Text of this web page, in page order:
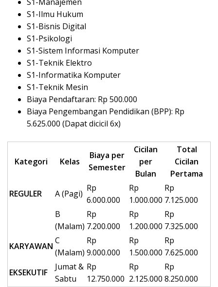
S1-Ilmu Hukum
S1-Bisnis Digital
S1-Psikologi
S1-Sistem Informasi Komputer
S1-Teknik Elektro
S1-Informatika Komputer
S1-Teknik Mesin
Biaya Pendaftaran: Rp 500.000
Biaya Pengembangan Pendidikan (BPP): Rp
5.625.000 (Dapat dicicil 6x)
Kategori Kelas
Biaya per
Semester
Cicilan
per
Bulan
Total
Cicilan
Pertama
REGULER
A (Pagi)
Rp
6.000.000
Rp
1.000.000
Rp
7.125.000
B
(Malam)
Rp
7.200.000
Rp
1.200.000
Rp
7.325.000
KARYAWAN
C
(Malam)
Rp
9.000.000
Rp
1.500.000
Rp
7.625.000
EKSEKUTIF
Jumat &
Sabtu
Rp
12.750.000
Rp
2.125.000
Rp
8.250.000